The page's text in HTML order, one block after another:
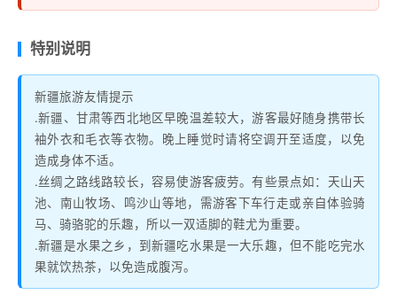
特别说明
新疆旅游友情提示
.新疆、甘肃等西北地区早晚温差较大，游客最好随身携带长
袖外衣和毛衣等衣物。晚上睡觉时请将空调开至适度，以免
造成身体不适。
.丝绸之路线路较长，容易使游客疲劳。有些景点如：天山天
池、南山牧场、鸣沙山等地，需游客下车行走或亲自体验骑
马、骑骆驼的乐趣，所以一双适脚的鞋尤为重要。
.新疆是水果之乡，到新疆吃水果是一大乐趣，但不能吃完水
果就饮热茶，以免造成腹泻。